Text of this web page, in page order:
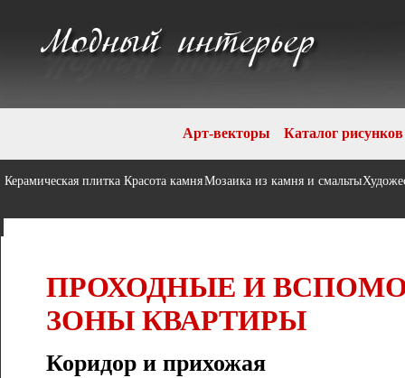
Арт-векторы Каталог рисунков
Керамическая плитка Красота камняМозаика из камня и смальты
ПРОХОДНЫЕ И
ЗОНЫ КВАРТИРЫ
Коридор и прихожая